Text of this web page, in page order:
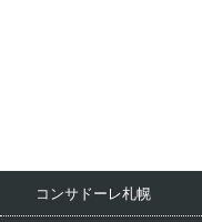
コンサドーレ札幌